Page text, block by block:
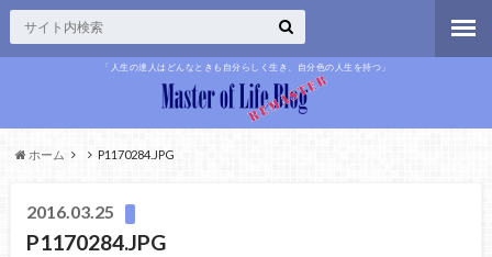
「人生の達人はどんなときも自分らしく生き、自分色の人生を持つ」
ホーム P1170284.JPG
2016.03.25
P1170284.JPG